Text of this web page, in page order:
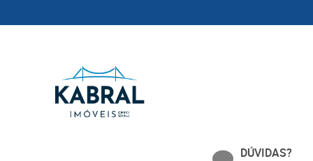
DÚVIDAS?